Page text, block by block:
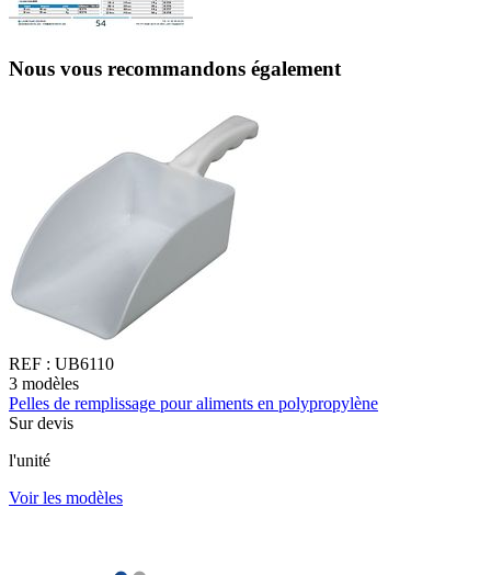
Nous vous recommandons également
REF : UB6110
3 modèles
Pelles de remplissage pour aliments en polypropylène
Sur devis
l'unité
Voir les modèles